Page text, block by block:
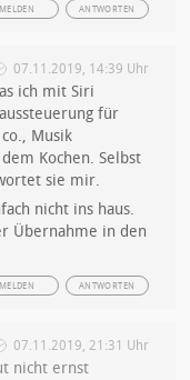
ANTWORTEN
MELDEN
07.11.2019, 14:39 Uhr
ich mit Siri
für
Musik
Kochen. Selbst
sie mir.
nicht ins haus.
Übernahme in den
ANTWORTEN
MELDEN
07.11.2019, 21:31 Uhr
nicht ernst